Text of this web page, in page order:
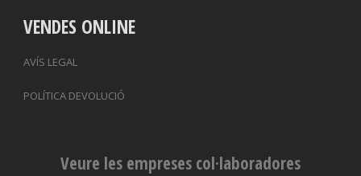
VENDES ONLINE
AVÍS LEGAL
POLÍTICA DEVOLUCIÓ
Veure les empreses col·laboradores